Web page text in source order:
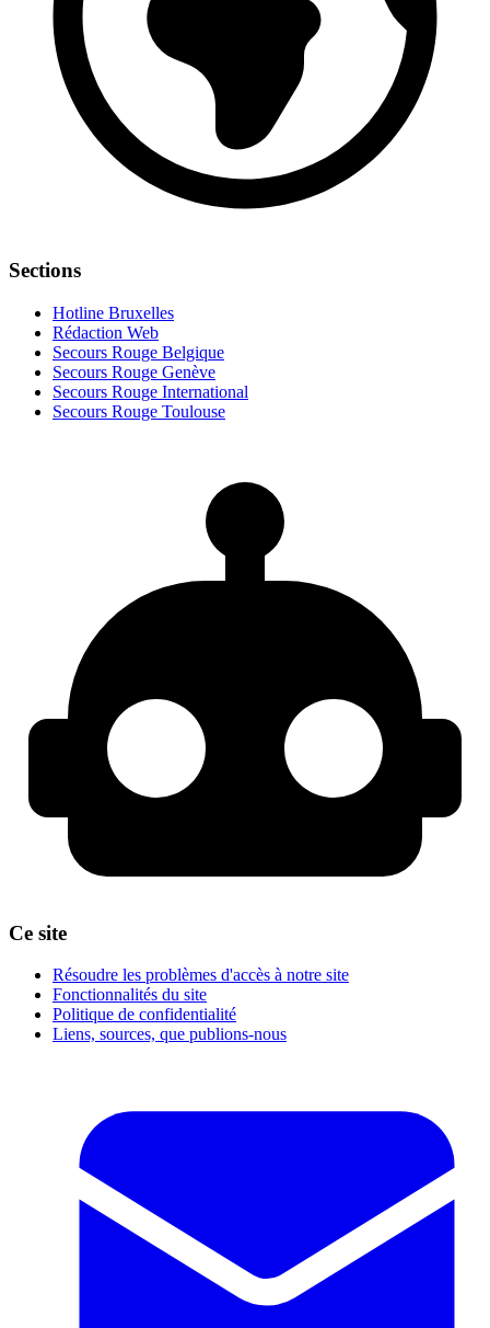
Sections
Hotline Bruxelles
Rédaction Web
Secours Rouge Belgique
Secours Rouge Genève
Secours Rouge International
Secours Rouge Toulouse
Ce site
Résoudre les problèmes d'accès à notre site
Fonctionnalités du site
Politique de confidentialité
Liens, sources, que publions-nous